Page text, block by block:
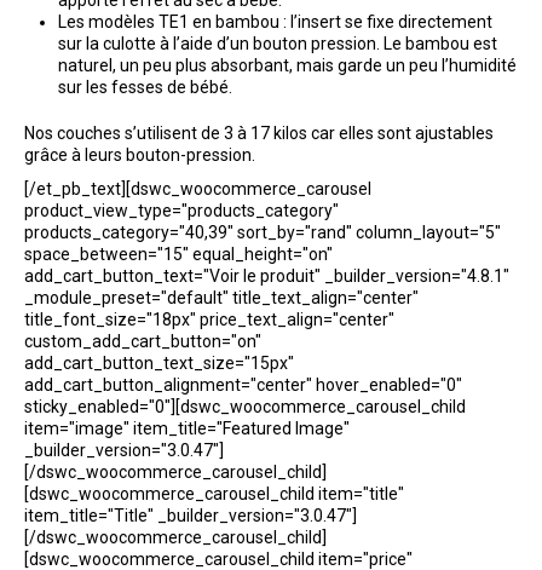
Les modèles TE1 en bambou : l’insert se fixe directement
sur la culotte à l’aide d’un bouton pression. Le bambou est
naturel, un peu plus absorbant, mais garde un peu l’humidité
sur les fesses de bébé.
Nos couches s’utilisent de 3 à 17 kilos car elles sont ajustables
grâce à leurs bouton-pression.
[/et_pb_text][dswc_woocommerce_carousel
product_view_type="products_category"
products_category="40,39" sort_by="rand" column_layout="5"
space_between="15" equal_height="on"
add_cart_button_text="Voir le produit" _builder_version="4.8.1"
_module_preset="default" title_text_align="center"
title_font_size="18px" price_text_align="center"
custom_add_cart_button="on"
add_cart_button_text_size="15px"
add_cart_button_alignment="center" hover_enabled="0"
sticky_enabled="0"][dswc_woocommerce_carousel_child
item="image" item_title="Featured Image"
_builder_version="3.0.47"]
[/dswc_woocommerce_carousel_child]
[dswc_woocommerce_carousel_child item="title"
item_title="Title" _builder_version="3.0.47"]
[/dswc_woocommerce_carousel_child]
[dswc_woocommerce_carousel_child item="price"